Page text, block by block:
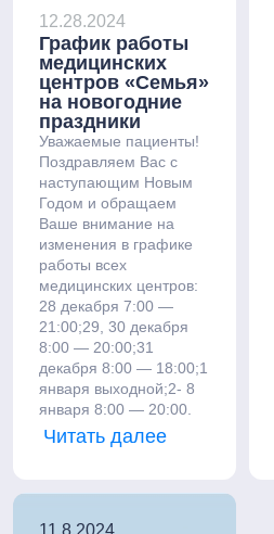
12.28.2024
График работы
медицинских
центров «Семья»
на новогодние
праздники
Уважаемые пациенты!
Поздравляем Вас с
наступающим Новым
Годом и обращаем
Ваше внимание на
изменения в графике
работы всех
медицинских центров:
28 декабря 7:00 —
21:00;29, 30 декабря
8:00 — 20:00;31
декабря 8:00 — 18:00;1
января выходной;2- 8
января 8:00 — 20:00.
Читать далее
11.8.2024